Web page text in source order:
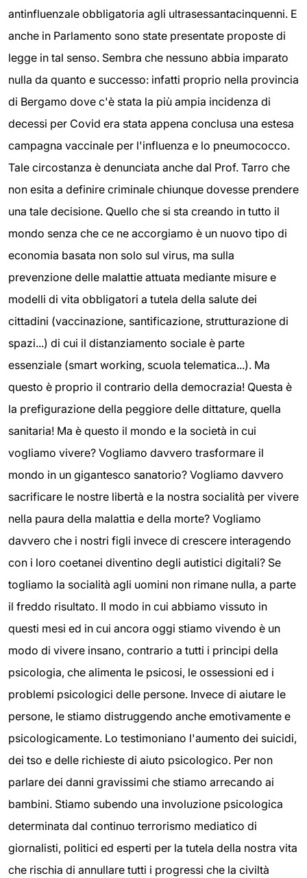
antinfluenzale obbligatoria agli ultrasessantacinquenni. E
anche in Parlamento sono state presentate proposte di
legge in tal senso. Sembra che nessuno abbia imparato
nulla da quanto e successo: infatti proprio nella provincia
di Bergamo dove c'è stata la più ampia incidenza di
decessi per Covid era stata appena conclusa una estesa
campagna vaccinale per l'influenza e lo pneumococco.
Tale circostanza è denunciata anche dal Prof. Tarro che
non esita a definire criminale chiunque dovesse prendere
una tale decisione. Quello che si sta creando in tutto il
mondo senza che ce ne accorgiamo è un nuovo tipo di
economia basata non solo sul virus, ma sulla
prevenzione delle malattie attuata mediante misure e
modelli di vita obbligatori a tutela della salute dei
cittadini (vaccinazione, santificazione, strutturazione di
spazi...) di cui il distanziamento sociale è parte
essenziale (smart working, scuola telematica...). Ma
questo è proprio il contrario della democrazia! Questa è
la prefigurazione della peggiore delle dittature, quella
sanitaria! Ma è questo il mondo e la società in cui
vogliamo vivere? Vogliamo davvero trasformare il
mondo in un gigantesco sanatorio? Vogliamo davvero
sacrificare le nostre libertà e la nostra socialità per vivere
nella paura della malattia e della morte? Vogliamo
davvero che i nostri figli invece di crescere interagendo
con i loro coetanei diventino degli autistici digitali? Se
togliamo la socialità agli uomini non rimane nulla, a parte
il freddo risultato. Il modo in cui abbiamo vissuto in
questi mesi ed in cui ancora oggi stiamo vivendo è un
modo di vivere insano, contrario a tutti i principi della
psicologia, che alimenta le psicosi, le ossessioni ed i
problemi psicologici delle persone. Invece di aiutare le
persone, le stiamo distruggendo anche emotivamente e
psicologicamente. Lo testimoniano l'aumento dei suicidi,
dei tso e delle richieste di aiuto psicologico. Per non
parlare dei danni gravissimi che stiamo arrecando ai
bambini. Stiamo subendo una involuzione psicologica
determinata dal continuo terrorismo mediatico di
giornalisti, politici ed esperti per la tutela della nostra vita
che rischia di annullare tutti i progressi che la civiltà